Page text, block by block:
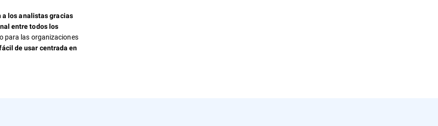
los analistas gracias
entre todos los
para las organizaciones
de usar centrada en